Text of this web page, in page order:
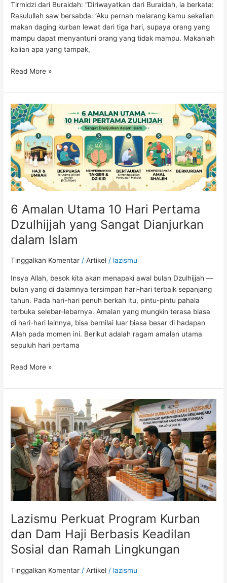
Tirmidzi dari Buraidah: “Diriwayatkan dari Buraidah, ia berkata:
Rasulullah saw bersabda: ‘Aku pernah melarang kamu sekalian
makan daging kurban lewat dari tiga hari, supaya orang yang
mampu dapat menyantuni orang yang tidak mampu. Makanlah
kalian apa yang tampak,
Read More »
6 Amalan Utama 10 Hari Pertama
Dzulhijjah yang Sangat Dianjurkan
dalam Islam
Tinggalkan Komentar /Artikel / lazismu
Insya Allah, besok kita akan menapaki awal bulan Dzulhijjah —
bulan yang di dalamnya tersimpan hari-hari terbaik sepanjang
tahun. Pada hari-hari penuh berkah itu, pintu-pintu pahala
terbuka selebar-lebarnya. Amalan yang mungkin terasa biasa
di hari-hari lainnya, bisa bernilai luar biasa besar di hadapan
Allah pada momen ini. Berikut adalah ragam amalan utama
sepuluh hari pertama
6
Amalan
Utama
10
Hari
Pertama
Dzulhijjah
yang
Dianjurkan
dalam
Read More »
Lazismu Perkuat Program Kurban
dan Dam Haji Berbasis Keadilan
Sosial dan Ramah Lingkungan
Tinggalkan Komentar /Artikel / lazismu
Lazismu
Perkuat
Program
Kurban
dan
Dam
Haji
Berbasis
Keadilan
dan
Ramah
Lingkungan